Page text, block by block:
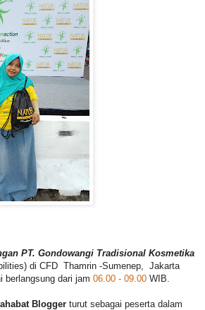
PT. Gondowangi Tradisional Kosmetika
di CFD Thamrin -Sumenep, Jakarta
berlangsung dari jam 06.00 - 09.00 WIB.
Blogger turut sebagai peserta dalam